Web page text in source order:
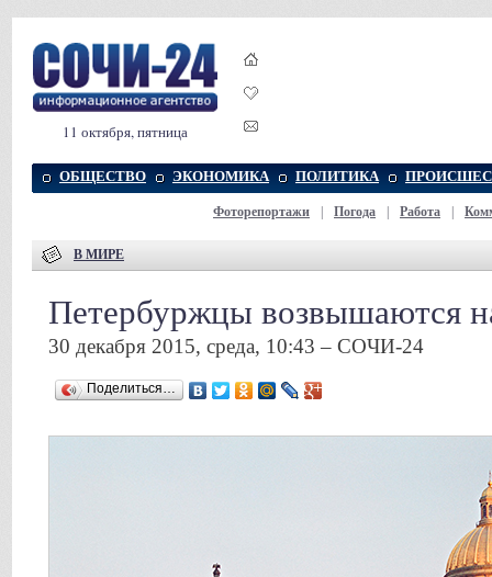
11 октября, пятница
ОБЩЕСТВО ЭКОНОМИКА ПОЛИТИКА
Фоторепортажи Погода Работа
В МИРЕ
Петербуржцы возвышаются
30 декабря 2015, среда, 10:43 – СОЧИ-24
Поделиться…